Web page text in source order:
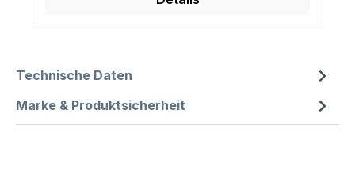
Technische Daten
Marke & Produktsicherheit